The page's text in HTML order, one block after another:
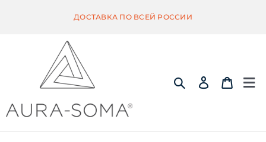
ДОСТАВКА ПО ВСЕЙ РОССИИ